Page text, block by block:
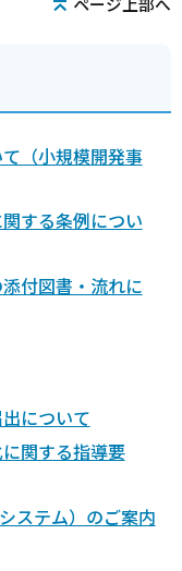
（小規模開発事
する条例につい
付図書・流れに
について
関する指導要
ステム）のご案内